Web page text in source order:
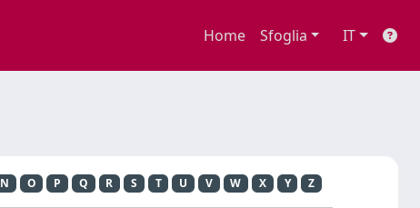
Home Sfoglia IT
N O P Q R S T U V W X Y Z